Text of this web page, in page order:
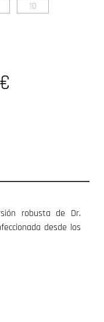
10
robusta de Dr.
desde los